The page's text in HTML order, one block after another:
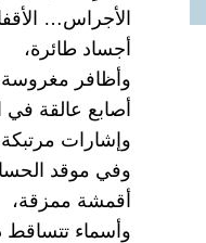
الأجراس…
أجساد طائرة،
وأظافر مغروسة
أصابع عالقة في
وإشارات
وفي موقد
أقمشة ممزقة،
وأسماء تتساقط